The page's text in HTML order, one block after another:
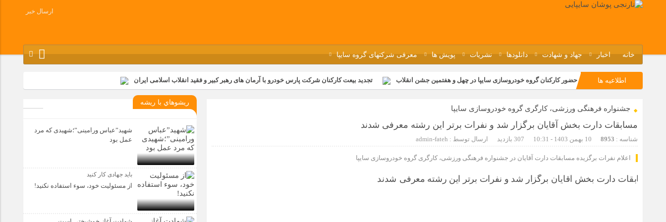
ارسال خبر
خانه اخبار جهاد و شهادت دانلودها نشریات پویش ها معرفی شرکتهای گروه سایپا
اطلاعیه ها حضور کارکنان گروه خودروسازی سایپا در چهل و هفتمین جشن انقلاب تجدید بیعت کارکنان شرکت پارس خودرو با آرمان های رهبر کبیر و فقید انقلاب اسلامی ایران
مراسم عزاداری و ذکرمصیبت سالروز شهادت امام محمدتقی(ع) در شرکت زامیاد
تجربه‌ای میدانی از صنعت برای دانش‌آموزان فنی‌وحرفه‌ای؛ بازدید دانش‌آموزان از خطوط تولید مگاموتور مراسم بزرگداشت سالروز آزادسازی خرمشهر در شرکت پارس خودرو برگزار شد
مراسم گرامیداشت سالروز آزادسازی خرمشهر در نمازخانه فاطمیه مگاموتور تیم شهدای مگاموتور در بزرگترین مسابقات گل کوچک جهان شرکت کرد
جشنواره فرهنگی ورزشی، کارگری گروه خودروسازی سایپا
مسابقات دارت بخش آقایان برگزار شد و نفرات برتر این رشته معرفی شدند
شناسه : 8953 10 بهمن 1403 - 10:31 ارسال توسط : admin-fateh
اعلام نفرات برگزیده مسابقات دارت آقایان در جشنواره فرهنگی ورزشی، کارگری گروه خودروسازی سایپا
ريشوهاي با ريشه
شهید”عباس ورامینی”؛شهیدی که مرد
عمل بود
باید جهادی کار کنید
از مسئولیت خود، سوء استفاده نکنید!